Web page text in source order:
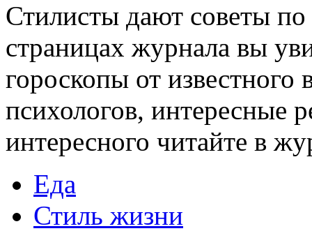
Стилисты дают советы
страницах журнала вы
гороскопы от известного
психологов, интересные
интересного читайте в
Еда
Стиль жизни